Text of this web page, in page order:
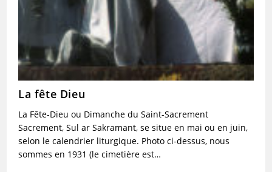
La fête Dieu
La Fête-Dieu ou Dimanche du Saint-Sacrement
Sacrement, Sul ar Sakramant, se situe en mai ou en juin,
selon le calendrier liturgique. Photo ci-dessus, nous
sommes en 1931 (le cimetière est…